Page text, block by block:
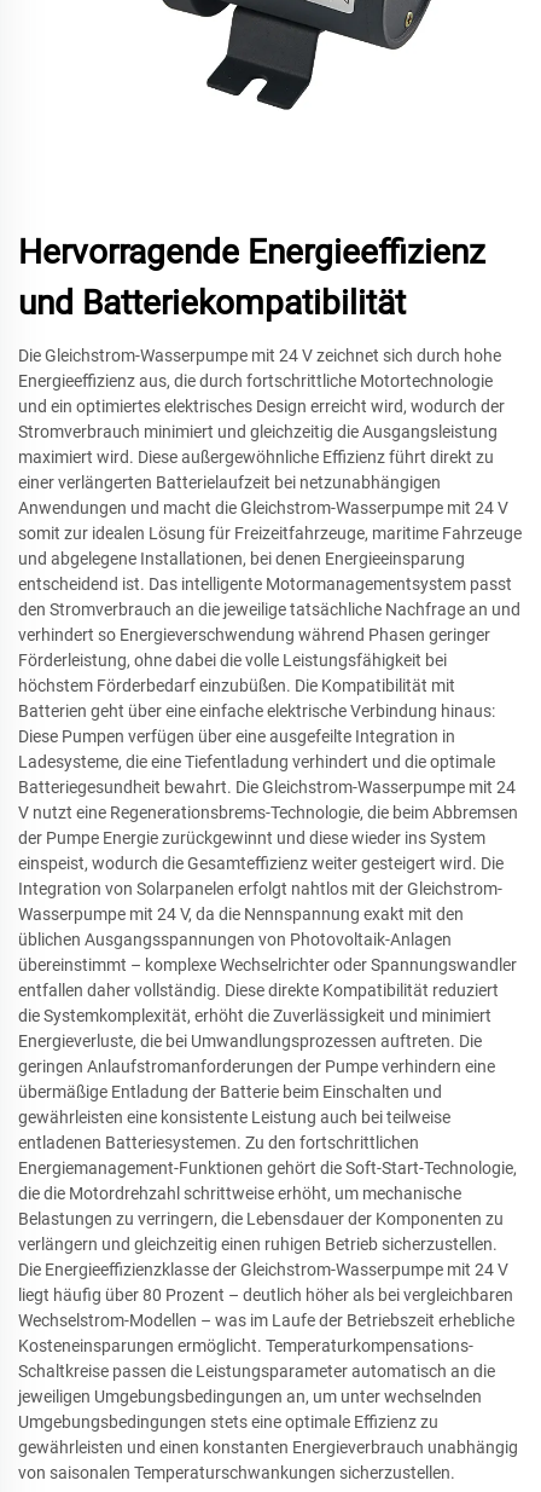
Hervorragende Energieeffizienz
und Batteriekompatibilität
Die Gleichstrom-Wasserpumpe mit 24 V zeichnet sich durch hohe
Energieeffizienz aus, die durch fortschrittliche Motortechnologie
und ein optimiertes elektrisches Design erreicht wird, wodurch der
Stromverbrauch minimiert und gleichzeitig die Ausgangsleistung
maximiert wird. Diese außergewöhnliche Effizienz führt direkt zu
einer verlängerten Batterielaufzeit bei netzunabhängigen
Anwendungen und macht die Gleichstrom-Wasserpumpe mit 24 V
somit zur idealen Lösung für Freizeitfahrzeuge, maritime Fahrzeuge
und abgelegene Installationen, bei denen Energieeinsparung
entscheidend ist. Das intelligente Motormanagementsystem passt
den Stromverbrauch an die jeweilige tatsächliche Nachfrage an und
verhindert so Energieverschwendung während Phasen geringer
Förderleistung, ohne dabei die volle Leistungsfähigkeit bei
höchstem Förderbedarf einzubüßen. Die Kompatibilität mit
Batterien geht über eine einfache elektrische Verbindung hinaus:
Diese Pumpen verfügen über eine ausgefeilte Integration in
Ladesysteme, die eine Tiefentladung verhindert und die optimale
Batteriegesundheit bewahrt. Die Gleichstrom-Wasserpumpe mit 24
V nutzt eine Regenerationsbrems-Technologie, die beim Abbremsen
der Pumpe Energie zurückgewinnt und diese wieder ins System
einspeist, wodurch die Gesamteffizienz weiter gesteigert wird. Die
Integration von Solarpanelen erfolgt nahtlos mit der Gleichstrom-
Wasserpumpe mit 24 V, da die Nennspannung exakt mit den
üblichen Ausgangsspannungen von Photovoltaik-Anlagen
übereinstimmt – komplexe Wechselrichter oder Spannungswandler
entfallen daher vollständig. Diese direkte Kompatibilität reduziert
die Systemkomplexität, erhöht die Zuverlässigkeit und minimiert
Energieverluste, die bei Umwandlungsprozessen auftreten. Die
geringen Anlaufstromanforderungen der Pumpe verhindern eine
übermäßige Entladung der Batterie beim Einschalten und
gewährleisten eine konsistente Leistung auch bei teilweise
entladenen Batteriesystemen. Zu den fortschrittlichen
Energiemanagement-Funktionen gehört die Soft-Start-Technologie,
die die Motordrehzahl schrittweise erhöht, um mechanische
Belastungen zu verringern, die Lebensdauer der Komponenten zu
verlängern und gleichzeitig einen ruhigen Betrieb sicherzustellen.
Die Energieeffizienzklasse der Gleichstrom-Wasserpumpe mit 24 V
liegt häufig über 80 Prozent – deutlich höher als bei vergleichbaren
Wechselstrom-Modellen – was im Laufe der Betriebszeit erhebliche
Kosteneinsparungen ermöglicht. Temperaturkompensations-
Schaltkreise passen die Leistungsparameter automatisch an die
jeweiligen Umgebungsbedingungen an, um unter wechselnden
Umgebungsbedingungen stets eine optimale Effizienz zu
gewährleisten und einen konstanten Energieverbrauch unabhängig
von saisonalen Temperaturschwankungen sicherzustellen.